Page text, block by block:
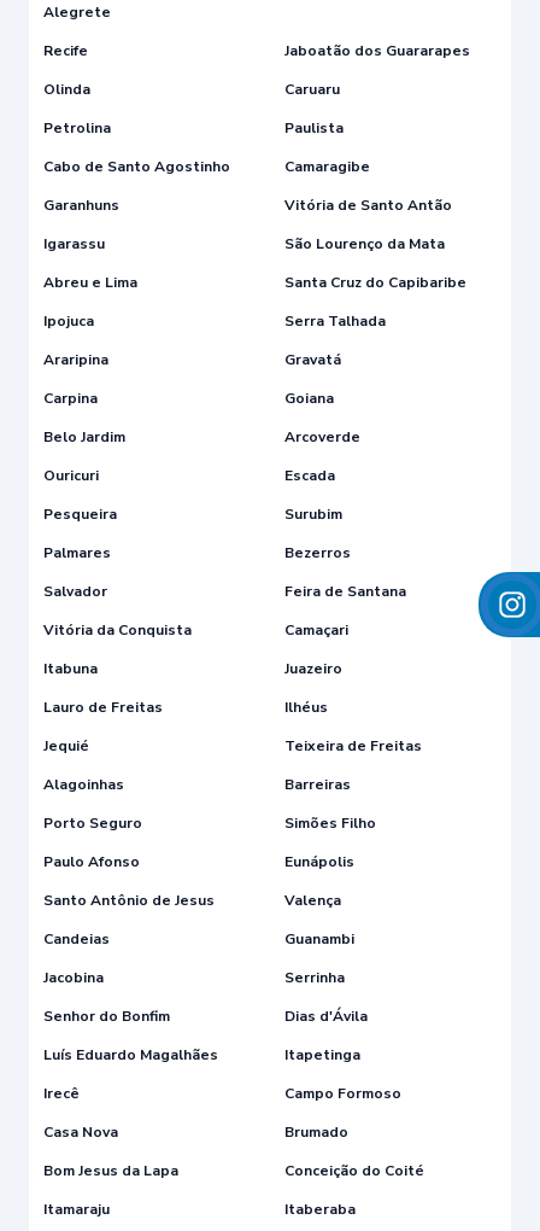
Alegrete
Recife
Jaboatão dos Guararapes
Olinda
Caruaru
Petrolina
Paulista
Cabo de Santo Agostinho
Camaragibe
Garanhuns
Vitória de Santo Antão
Igarassu
São Lourenço da Mata
Abreu e Lima
Santa Cruz do Capibaribe
Ipojuca
Serra Talhada
Araripina
Gravatá
Carpina
Goiana
Belo Jardim
Arcoverde
Ouricuri
Escada
Pesqueira
Surubim
Palmares
Bezerros
Salvador
Feira de Santana
Vitória da Conquista
Camaçari
Itabuna
Juazeiro
Lauro de Freitas
Ilhéus
Jequié
Teixeira de Freitas
Alagoinhas
Barreiras
Porto Seguro
Simões Filho
Paulo Afonso
Eunápolis
Santo Antônio de Jesus
Valença
Candeias
Guanambi
Jacobina
Serrinha
Senhor do Bonfim
Dias d'Ávila
Luís Eduardo Magalhães
Itapetinga
Irecê
Campo Formoso
Casa Nova
Brumado
Bom Jesus da Lapa
Conceição do Coité
Itamaraju
Itaberaba